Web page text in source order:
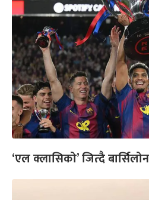
‘एल क्लासिको’ जित्दै